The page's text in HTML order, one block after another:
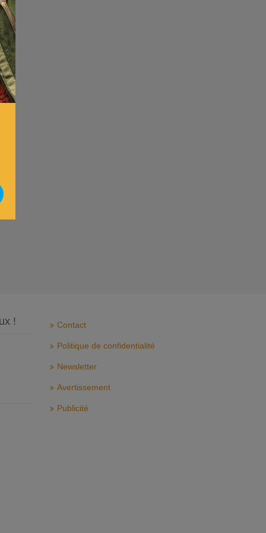
! Contact
Politique de confidentialité
Newsletter
Avertissement
Publicité